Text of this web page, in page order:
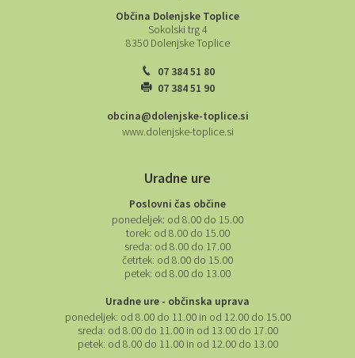
Občina Dolenjske Toplice
Sokolski trg 4
8350 Dolenjske Toplice
07 384 51 80
07 384 51 90
obcina@dolenjske-toplice.si
www.dolenjske-toplice.si
Uradne ure
Poslovni čas občine
ponedeljek: od 8.00 do 15.00
torek: od 8.00 do 15.00
sreda: od 8.00 do 17.00
četrtek: od 8.00 do 15.00
petek: od 8.00 do 13.00
Uradne ure - občinska uprava
ponedeljek: od 8.00 do 11.00 in od 12.00 do 15.00
sreda: od 8.00 do 11.00 in od 13.00 do 17.00
petek: od 8.00 do 11.00 in od 12.00 do 13.00